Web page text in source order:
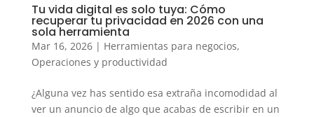
Tu vida digital es solo tuya: Cómo
recuperar tu privacidad en 2026 con una
sola herramienta
Mar 16, 2026| Herramientas para negocios,
Operaciones y productividad
¿Alguna vez has sentido esa extraña incomodidad al
ver un anuncio de algo que acabas de escribir en un